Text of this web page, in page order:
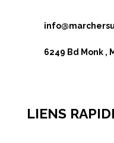
6249 Bd Monk ,
LIENS